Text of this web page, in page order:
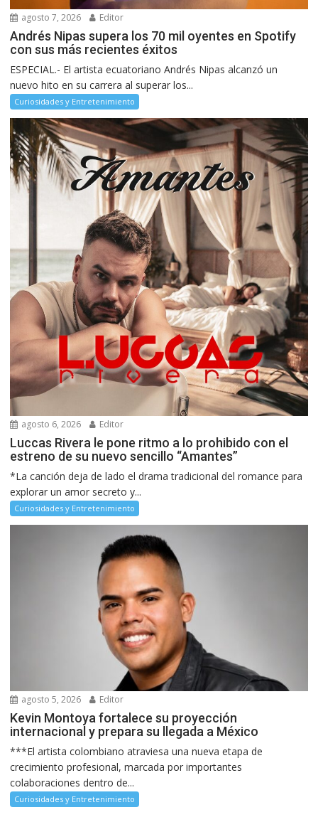
agosto 7, 2026 Editor
Andrés Nipas supera los 70 mil oyentes en Spotify
con sus más recientes éxitos
ESPECIAL.- El artista ecuatoriano Andrés Nipas alcanzó un
nuevo hito en su carrera al superar los...
Curiosidades y Entretenimiento
agosto 6, 2026 Editor
Luccas Rivera le pone ritmo a lo prohibido con el
estreno de su nuevo sencillo “Amantes”
*La canción deja de lado el drama tradicional del romance para
explorar un amor secreto y...
Curiosidades y Entretenimiento
agosto 5, 2026 Editor
Kevin Montoya fortalece su proyección
internacional y prepara su llegada a México
***El artista colombiano atraviesa una nueva etapa de
crecimiento profesional, marcada por importantes
colaboraciones dentro de...
Curiosidades y Entretenimiento